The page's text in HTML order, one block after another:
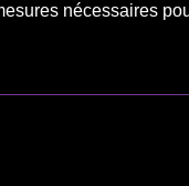
nécessaires